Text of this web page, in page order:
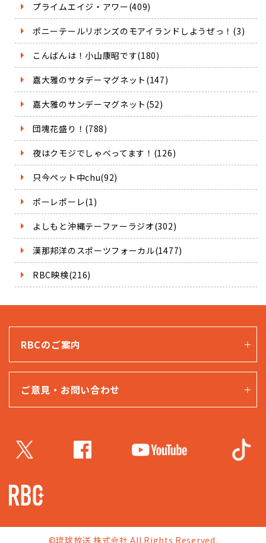
プライムエイジ・アワー(409)
ポニーテールリボンズのモアイランドしようぜっ！(3)
こんばんは！小山康昭です(180)
嘉大雅のサタデーマグネット(147)
嘉大雅のサンデーマグネット(52)
団塊花盛り！(788)
夜はクモジでしゃべってます！(126)
只今ペット中chu(92)
ポーレポーレ(1)
よしもと沖縄テーファーラジオ(302)
漢那邦洋のスポーツフォーカル(1477)
RBC映検(216)
RBCのご案内
ご意見・お問い合わせ
©琉球放送 株式会社 All Rights Reserved.